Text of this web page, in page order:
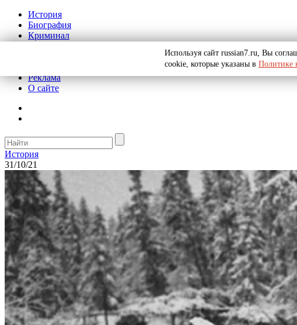
История
Биография
Криминал
Реклама
О сайте
История
31/10/21
Используя сайт russian7.ru, Вы
cookie, которые указаны в Политике